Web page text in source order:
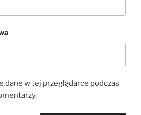
dane w tej przeglądarce podczas